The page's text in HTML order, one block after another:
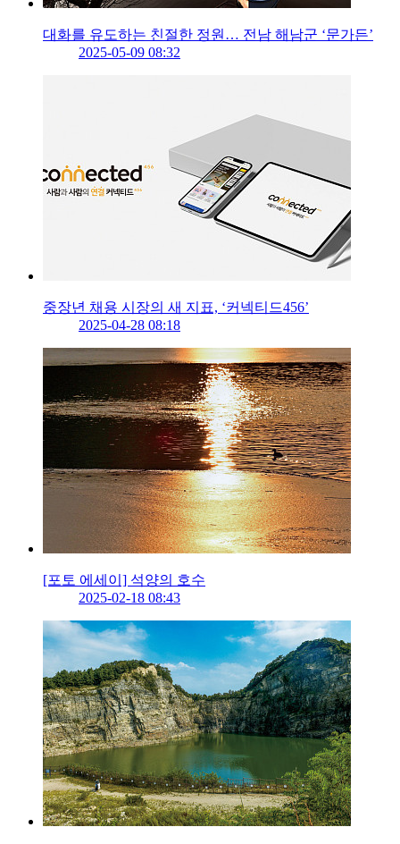
대화를 유도하는 친절한 정원… 전남 해남군 ‘문가든’
2025-05-09 08:32
중장년 채용 시장의 새 지표, ‘커넥티드456’
2025-04-28 08:18
[포토 에세이] 석양의 호수
2025-02-18 08:43